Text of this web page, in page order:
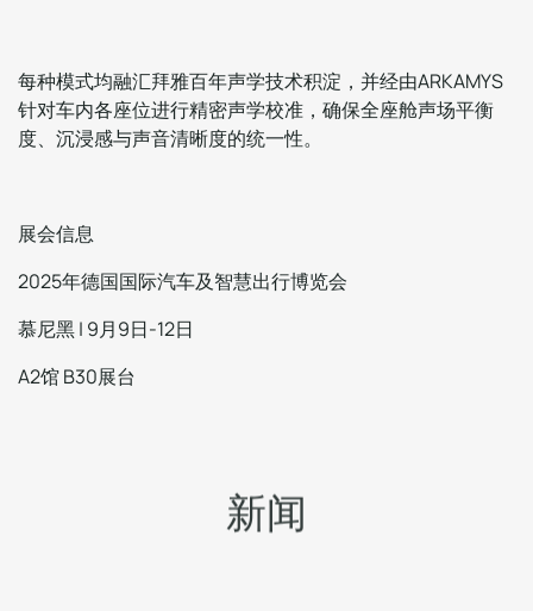
每种模式均融汇拜雅百年声学技术积淀，并经由ARKAMYS
针对车内各座位进行精密声学校准，确保全座舱声场平衡
度、沉浸感与声音清晰度的统一性。
展会信息
2025年德国国际汽车及智慧出行博览会
慕尼黑 | 9月9日-12日
A2馆 B30展台
新闻